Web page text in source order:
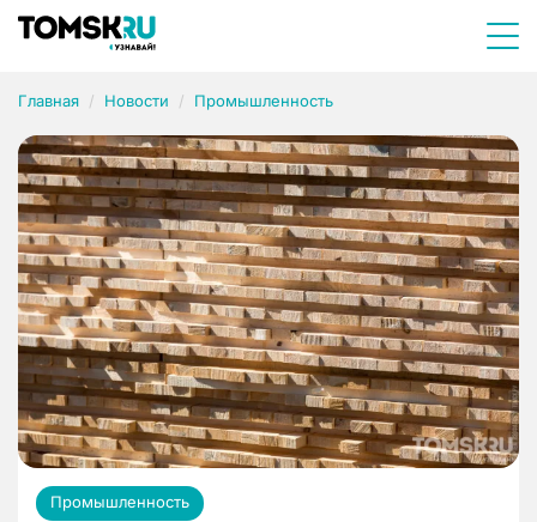
Главная Новости Промышленность
Промышленность